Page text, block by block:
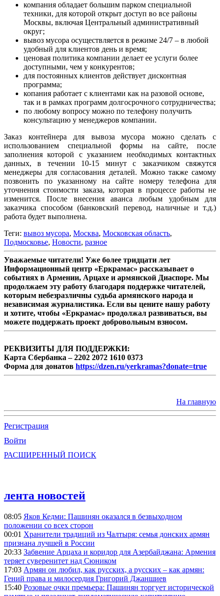
компания обладает большим парком специальной
техники, для которой открыт доступ во все районы
Москвы, включая Центральный административный
округ;
вывоз мусора осуществляется в режиме 24/7 – в любой
удобный для клиентов день и время;
ценовая политика компании делает ее услуги более
доступными, чем у конкурентов;
для постоянных клиентов действует дисконтная
программа;
копания работает с клиентами как на разовой основе,
так и в рамках программ долгосрочного сотрудничества;
по любому вопросу можно по телефону получить
консультацию у менеджеров компании.
Заказ контейнера для вывоза мусора можно сделать с
использованием специальной формы на сайте, после
заполнения которой с указанием необходимых контактных
данных, в течении 10-15 минут с заказчиком свяжутся
менеджеры для согласования деталей. Можно также самому
позвонить по указанному на сайте номеру телефона для
уточнения стоимости заказа, которая в процессе работы не
изменится. После внесения аванса любым удобным для
заказчика способом (банковский перевод, наличные и т.д.)
работа будет выполнена.
Теги: вывоз мусора, Москва, Московская область,
Подмосковье, Новости, разное
Уважаемые читатели! Уже более тридцати лет
Информационный центр «Еркрамас» рассказывает о
событиях в Армении, Арцахе и армянской Диаспоре. Мы
продолжаем эту работу благодаря поддержке читателей,
которым небезразличны судьба армянского народа и
независимая журналистика. Если вы цените нашу работу
и хотите, чтобы «Еркрамас» продолжал развиваться, вы
можете поддержать проект добровольным взносом.
РЕКВИЗИТЫ ДЛЯ ПОДДЕРЖКИ:
Карта Сбербанка – 2202 2072 1610 0373
Форма для донатов https://dzen.ru/yerkramas?donate=true
На главную
Регистрация
Войти
РАСШИРЕННЫЙ ПОИСК
лента новостей
08:05 Яков Кедми: Пашинян оказался в безвыходном
положении со всех сторон
00:01 Хранители традиций из Чалтыря: семья донских армян
признана лучшей в России
20:33 Забвение Арцаха и коридор для Азербайджана: Армения
теряет суверенитет над Сюником
17:03 Армян он любил, как русских, а русских – как армян:
Гений права и милосердия Григорий Джаншиев
15:40 Розовые очки премьера: Пашинян торгует исторической